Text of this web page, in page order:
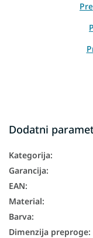
Dodatni
Kategorija:
Garancija:
EAN:
Material:
Barva:
Dimenzija preproge: